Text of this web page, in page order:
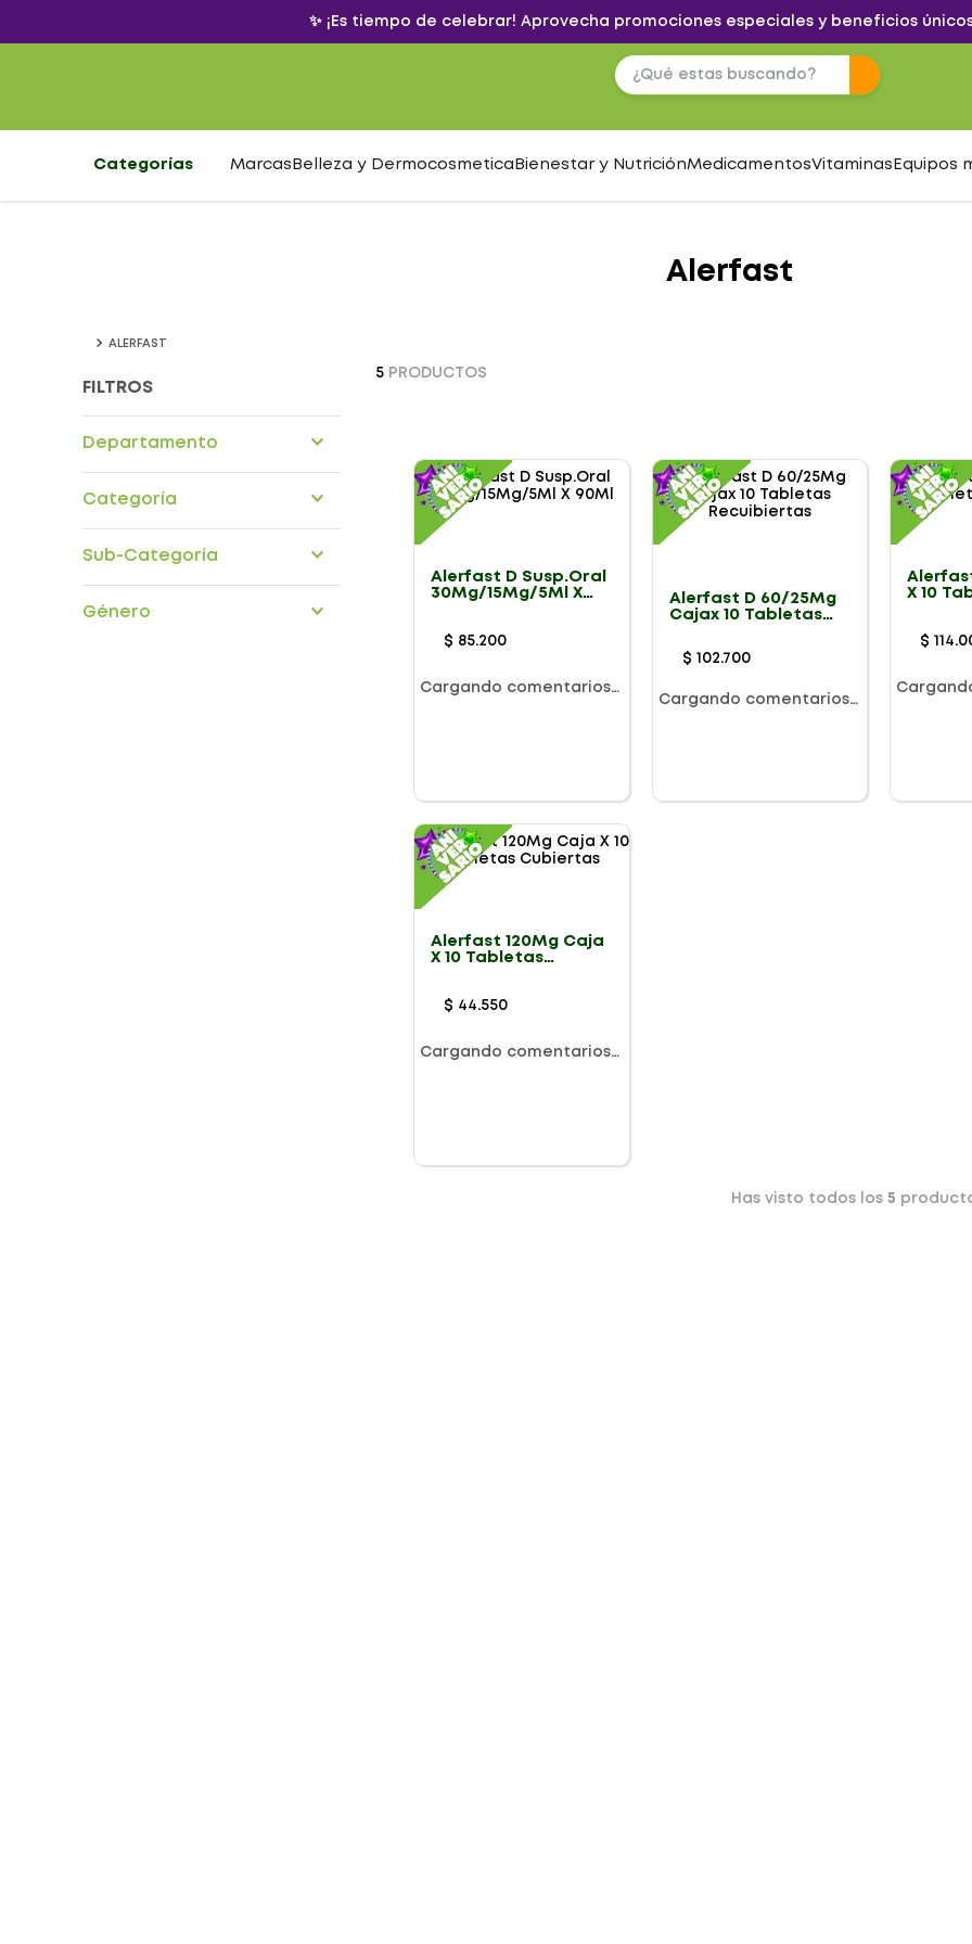
✨ ¡Es tiempo de celebrar! Aprovecha promociones especiales y beneficios
Categorías Marcas Belleza y Dermocosmetica Bienestar y NutriciónMedicamentosVitaminas Equipos
Alerfast
ALERFAST
FILTROS
Departamento
Categoría
Sub-Categoría
Género
5 PRODUCTOS
Alerfast D Susp.Oral
30Mg/15Mg/5Ml X
$ 85.200
Cargando comentarios…
Alerfast D 60/25Mg
Cajax 10 Tabletas
$ 102.700
Cargando comentarios…
X 10
$ 114.
Alerfast 120Mg Caja
X 10 Tabletas
$ 44.550
Cargando comentarios…
Has visto todos los5